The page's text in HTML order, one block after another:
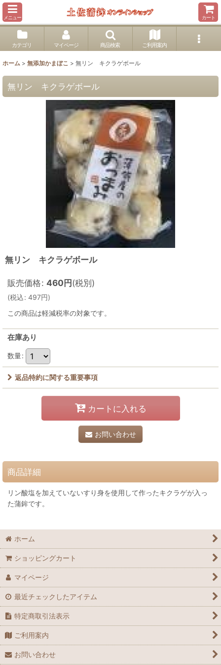
メニュー カート
カテゴリ マイページ 商品検索 ご利用案内
ホーム > 無添加かまぼこ > 無リン キクラゲボール
無リン キクラゲボール
無リン キクラゲボール
販売価格: 460円(税別)
(税込: 497円)
この商品は軽減税率の対象です。
在庫あり
数量:
返品特約に関する重要事項
カートに入れる
お問い合わせ
商品詳細
リン酸塩を加えていないすり身を使用して作ったキクラゲが入っ
た蒲鉾です。
ホーム
ショッピングカート
マイページ
最近チェックしたアイテム
特定商取引法表示
ご利用案内
お問い合わせ